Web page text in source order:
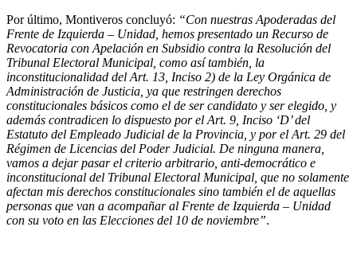
Por último, Montiveros concluyó: “Con nuestras Apoderadas del
Frente de Izquierda – Unidad, hemos presentado un Recurso de
Revocatoria con Apelación en Subsidio contra la Resolución del
Tribunal Electoral Municipal, como así también, la
inconstitucionalidad del Art. 13, Inciso 2) de la Ley Orgánica de
Administración de Justicia, ya que restringen derechos
constitucionales básicos como el de ser candidato y ser elegido, y
además contradicen lo dispuesto por el Art. 9, Inciso ‘D’ del
Estatuto del Empleado Judicial de la Provincia, y por el Art. 29 del
Régimen de Licencias del Poder Judicial. De ninguna manera,
vamos a dejar pasar el criterio arbitrario, anti-democrático e
inconstitucional del Tribunal Electoral Municipal, que no solamente
afectan mis derechos constitucionales sino también el de aquellas
personas que van a acompañar al Frente de Izquierda – Unidad
con su voto en las Elecciones del 10 de noviembre”.